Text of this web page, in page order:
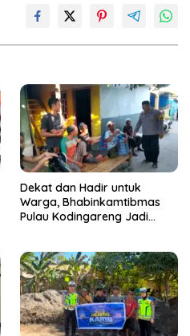
Dekat dan Hadir untuk
Warga, Bhabinkamtibmas
Pulau Kodingareng Jadi